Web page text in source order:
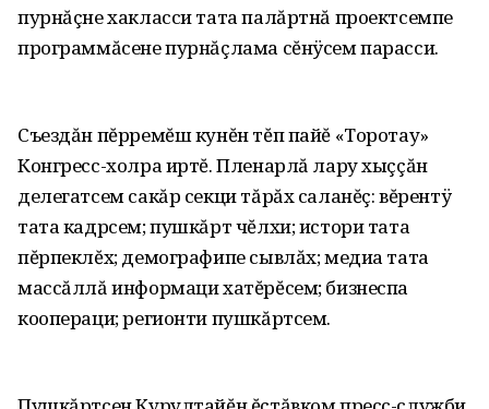
пурнăçне хакласси тата палăртнă проектсемпе
программăсене пурнăçлама сĕнÿсем парасси.
Съездăн пĕрремĕш кунĕн тĕп пайĕ «Торотау»
Конгресс-холра иртĕ. Пленарлă лару хыççăн
делегатсем сакăр секци тăрăх саланĕç: вĕрентÿ
тата кадрсем; пушкăрт чĕлхи; истори тата
пĕрпеклĕх; демографипе сывлăх; медиа тата
массăллă информаци хатĕрĕсем; бизнеспа
коопераци; регионти пушкăртсем.